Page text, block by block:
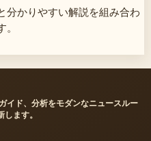
分かりやすい解説を組み合わ
イド、分析をモダンなニュースルー
ます。